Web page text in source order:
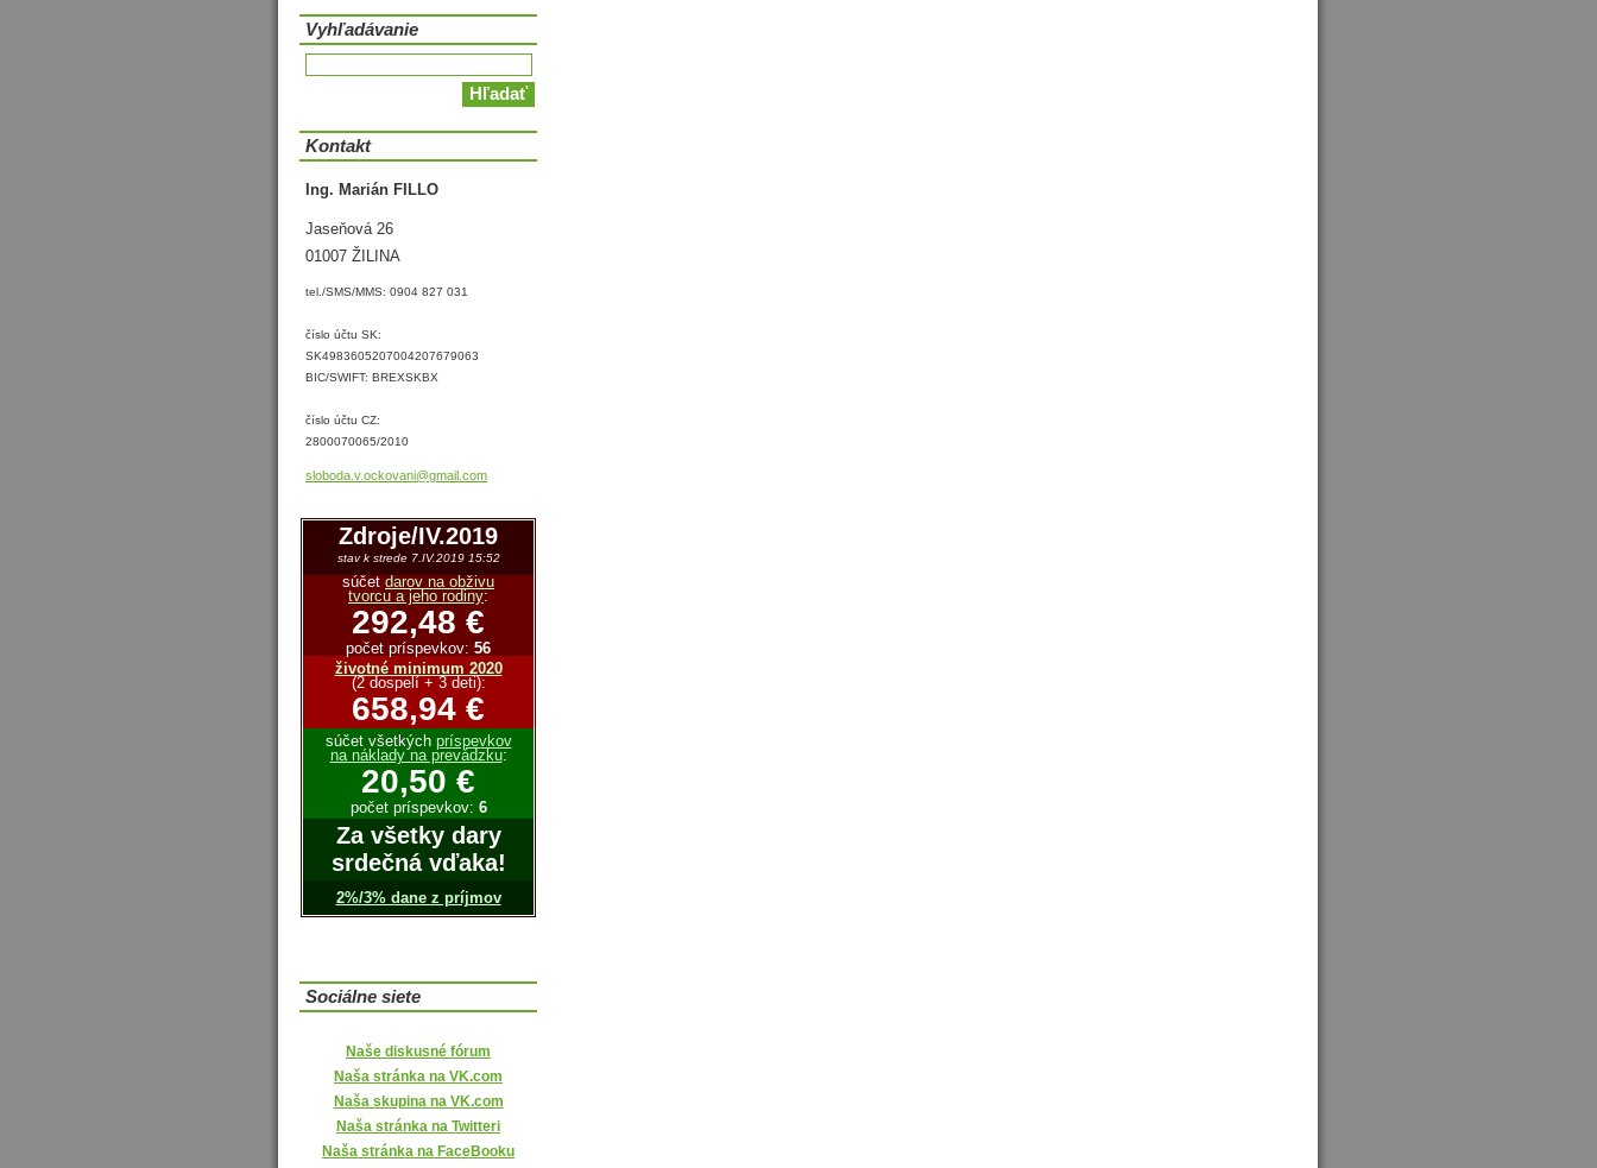
Vyhľadávanie
Kontakt
Ing. Marián FILLO
Jaseňová 26
01007 ŽILINA
tel./SMS/MMS: 0904 827 031
číslo účtu SK:
SK4983605207004207679063
BIC/SWIFT: BREXSKBX
číslo účtu CZ:
2800070065/2010
sloboda. v.ockovani@gmail .com
Zdroje/IV.2019
stav k strede 7.IV.2019 15:52
súčet darov na obživu
tvorcu a jeho rodiny:
292,48 €
počet príspevkov: 56
životné minimum 2020
(2 dospelí + 3 deti):
658,94 €
súčet všetkých príspevkov
na náklady na prevádzku:
20,50 €
počet príspevkov: 6
Za všetky dary
srdečná vďaka!
2%/3% dane z príjmov
Sociálne siete
Naše diskusné fórum
Naša stránka na VK.com
Naša skupina na VK.com
Naša stránka na Twitteri
Naša stránka na FaceBooku